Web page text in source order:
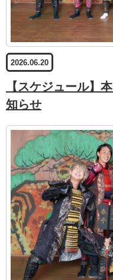
2026.06.20
【スケジュール】
知らせ